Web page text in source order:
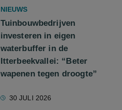
NIEUWS
Tuinbouwbedrijven
investeren in eigen
waterbuffer in de
Itterbeekvallei: “Beter
wapenen tegen droogte”
30 JULI 2026